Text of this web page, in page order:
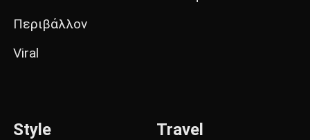
Περιβάλλον
Viral
Style Travel